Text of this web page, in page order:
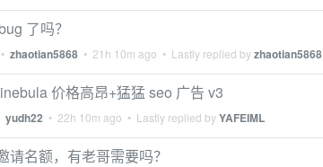
了吗？
• zhaotian5868 • 21h 10m ago • Lastly replied byzhaotian5868
价格高昂+猛猛 seo 广告 v3
yudh22 • 22h 10m ago • Lastly replied byYAFEIML
请名额，有老哥需要吗？